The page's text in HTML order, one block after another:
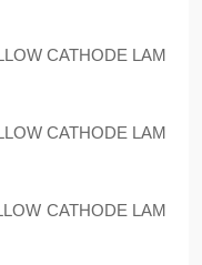
CATHODE LAM
CATHODE LAM
CATHODE LAM